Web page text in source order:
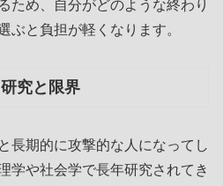
ため、自分がどのような終わり
ぶと負担が軽くなります。
究と限界
長期的に攻撃的な人になってし
学や社会学で長年研究されてき